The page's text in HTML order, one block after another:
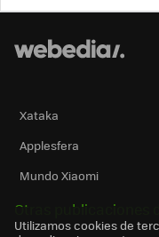
Xataka
Applesfera
Mundo Xiaomi
Otras publicaciones
Utilizamos cookies de